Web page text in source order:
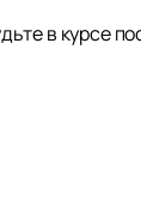
в курсе